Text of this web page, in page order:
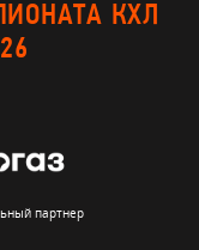
КХЛ
партнер